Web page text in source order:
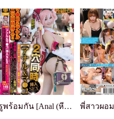
สารคดีการสอด 2 รูพร้อมกัน [Anal (หี) Insertion SEX]: ฉวยโอกาสจากความไร้เดียงสาของคอสเพลย์สาวสวยชนบท จากประสบการณ์เย็ดตูดครั้งแรกไปจนถึงรุมเย็ด 6P ที่รูทุกแห่งถูกยัด, 7 เล่มยักษ์